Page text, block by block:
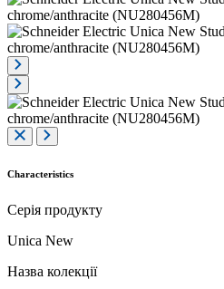
Characteristics
Серія продукту
Unica New
Назва колекції